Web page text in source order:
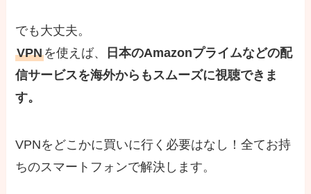
でも大丈夫。
VPNを使えば、
日本のAmazonプライムなどの配
信サービスを海外からもスムーズに視聴できま
す。
VPNをどこかに買いに行く必要はなし！全てお持
ちのスマートフォンで解決します。